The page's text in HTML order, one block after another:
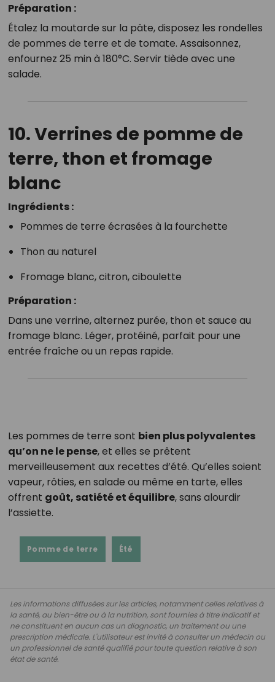
Préparation :
Étalez la moutarde sur la pâte, disposez les rondelles
de pommes de terre et de tomate. Assaisonnez,
enfournez 25 min à 180°C. Servir tiède avec une
salade.
10. Verrines de pomme de
terre, thon et fromage
blanc
Ingrédients :
Pommes de terre écrasées à la fourchette
Thon au naturel
Fromage blanc, citron, ciboulette
Préparation :
Dans une verrine, alternez purée, thon et sauce au
fromage blanc. Léger, protéiné, parfait pour une
entrée fraîche ou un repas rapide.
Les pommes de terre sont bien plus polyvalentes
qu’on ne le pense, et elles se prêtent
merveilleusement aux recettes d’été. Qu’elles soient
vapeur, rôties, en salade ou même en tarte, elles
offrent goût, satiété et équilibre, sans alourdir
l’assiette.
Pomme de terre Été
Les informations diffusées sur les articles, notamment celles relatives à
la santé, au bien-être ou à la nutrition, sont fournies à titre indicatif et
ne constituent en aucun cas un diagnostic, un traitement ou une
prescription médicale. L'utilisateur est invité à consulter un médecin ou
un professionnel de santé qualifié pour toute question relative à son
état de santé.